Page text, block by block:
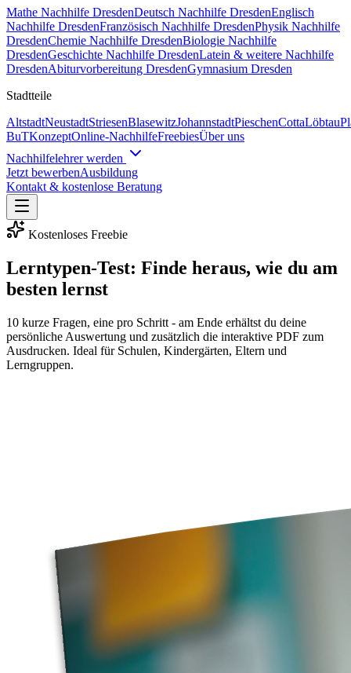
Mathe Nachhilfe DresdenDeutsch Nachhilfe DresdenEnglisch
Nachhilfe DresdenFranzösisch Nachhilfe DresdenPhysik Nachhilfe
DresdenChemie Nachhilfe DresdenBiologie Nachhilfe
DresdenGeschichte Nachhilfe DresdenLatein & weitere Nachhilfe
DresdenAbiturvorbereitung DresdenGymnasium Dresden
Stadtteile
AltstadtNeustadtStriesenBlasewitzJohannstadtPieschenCottaLöbtau
BuTKonzeptOnline-NachhilfeFreebiesÜber uns
Nachhilfelehrer werden
Jetzt bewerbenAusbildung
Kontakt & kostenlose Beratung
Kostenloses Freebie
Lerntypen-Test: Finde heraus, wie du am
besten lernst
10 kurze Fragen, eine pro Schritt - am Ende erhältst du deine
persönliche Auswertung und zusätzlich die interaktive PDF zum
Ausdrucken. Ideal für Schulen, Kindergärten, Eltern und
Lerngruppen.